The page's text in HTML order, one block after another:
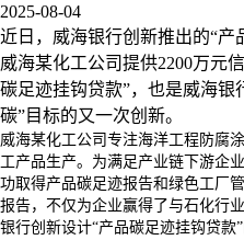
2025-08-04
近日，威海银行创新推出的“产
威海某化工公司提供2200万元
碳足迹挂钩贷款”，也是威海银
碳”目标的又一次创新。
威海某化工公司专注海洋工程防腐
工产品生产。为满足产业链下游企
功取得产品碳足迹报告和绿色工厂
报告，不仅为企业赢得了与石化行
银行创新设计“产品碳足迹挂钩贷款